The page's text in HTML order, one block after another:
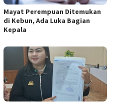
Mayat Perempuan Ditemukan
di Kebun, Ada Luka Bagian
Kepala